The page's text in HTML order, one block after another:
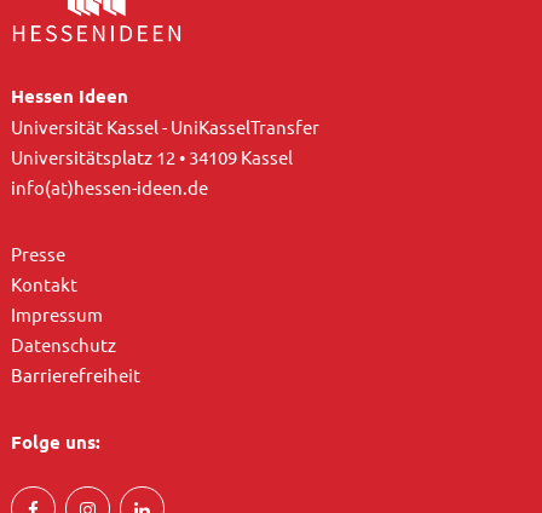
Hessen Ideen
Universität Kassel - UniKasselTransfer
Universitätsplatz 12 • 34109 Kassel
info(at)hessen-ideen.de
Presse
Kontakt
Impressum
Datenschutz
Barrierefreiheit
Folge uns: